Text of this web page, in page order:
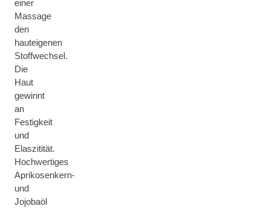
einer
Massage
den
hauteigenen
Stoffwechsel.
Die
Haut
gewinnt
an
Festigkeit
und
Elaszitität.
Hochwertiges
Aprikosenkern-
und
Jojobaöl